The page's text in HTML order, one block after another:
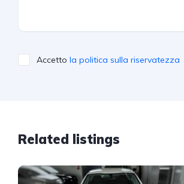
Accetto la politica sulla riservatezza
Related listings